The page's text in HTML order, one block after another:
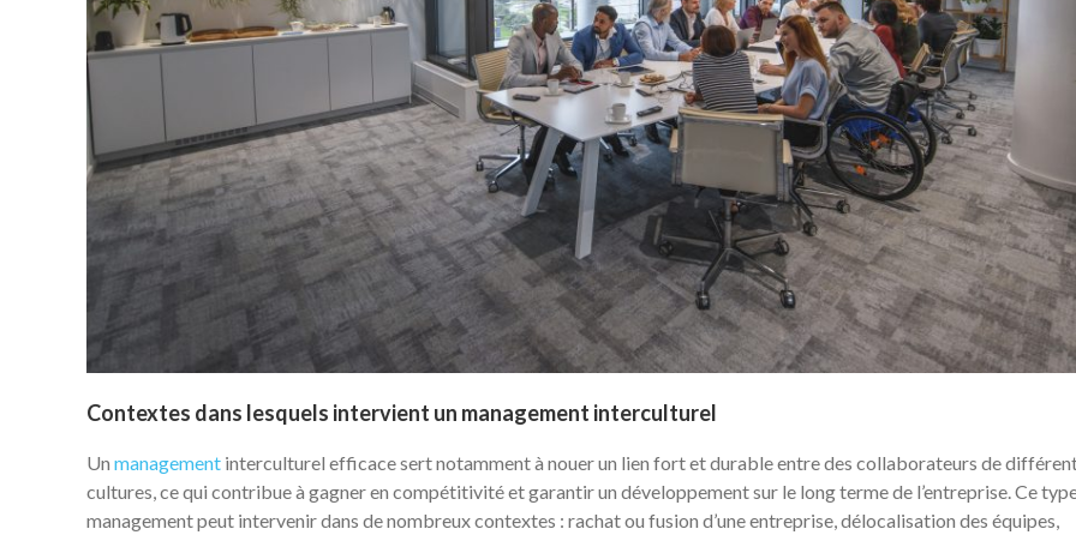
Contextes dans lesquels intervient un management interculturel
Un management interculturel efficace sert notamment à nouer un lien fort et durable entre des collaborateurs de
cultures, ce qui contribue à gagner en compétitivité et garantir un développement sur le long terme de l’entreprise. Ce
management peut intervenir dans de nombreux contextes : rachat ou fusion d’une entreprise, délocalisation des équipes,